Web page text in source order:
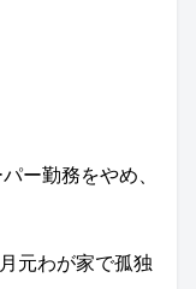
ー勤務をやめ、
元わが家で孤独